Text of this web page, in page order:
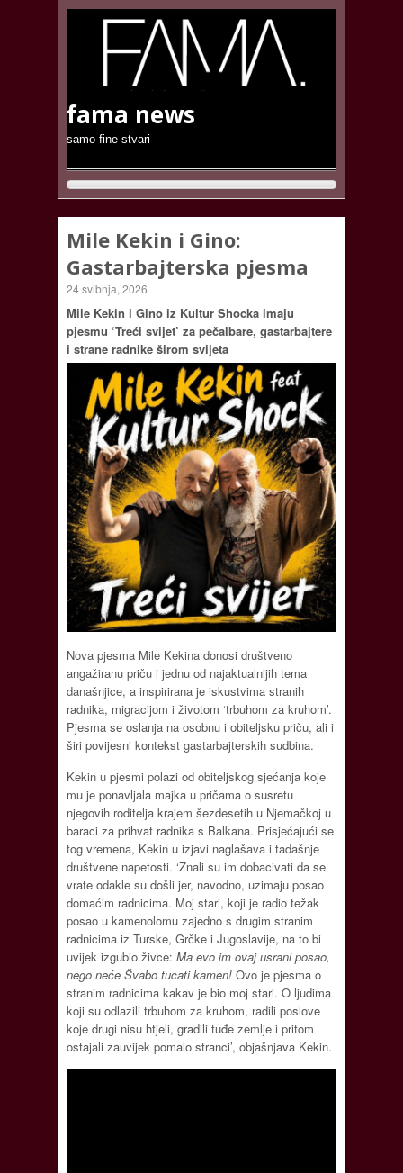
fama news
samo fine stvari
Mile Kekin i Gino:
Gastarbajterska pjesma
24 svibnja, 2026
Mile Kekin i Gino iz Kultur Shocka imaju
pjesmu ‘Treći svijet’ za pečalbare, gastarbajtere
i strane radnike širom svijeta
Nova pjesma Mile Kekina donosi društveno
angažiranu priču i jednu od najaktualnijih tema
današnjice, a inspirirana je iskustvima stranih
radnika, migracijom i životom ‘trbuhom za kruhom’.
Pjesma se oslanja na osobnu i obiteljsku priču, ali i
širi povijesni kontekst gastarbajterskih sudbina.
Kekin u pjesmi polazi od obiteljskog sjećanja koje
mu je ponavljala majka u pričama o susretu
njegovih roditelja krajem šezdesetih u Njemačkoj u
baraci za prihvat radnika s Balkana. Prisjećajući se
tog vremena, Kekin u izjavi naglašava i tadašnje
društvene napetosti. ‘Znali su im dobacivati da se
vrate odakle su došli jer, navodno, uzimaju posao
domaćim radnicima. Moj stari, koji je radio težak
posao u kamenolomu zajedno s drugim stranim
radnicima iz Turske, Grčke i Jugoslavije, na to bi
uvijek izgubio živce: Ma evo im ovaj usrani posao,
nego neće Švabo tucati kamen! Ovo je pjesma o
stranim radnicima kakav je bio moj stari. O ljudima
koji su odlazili trbuhom za kruhom, radili poslove
koje drugi nisu htjeli, gradili tuđe zemlje i pritom
ostajali zauvijek pomalo stranci’, objašnjava Kekin.